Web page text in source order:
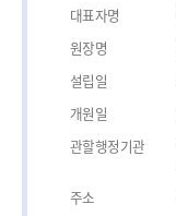
대표자명
원장명
설립일
개원일
관할행정기관
주소